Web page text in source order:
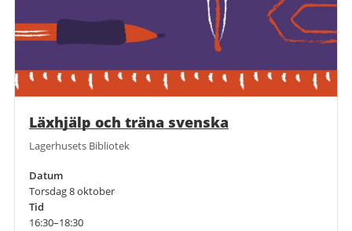
Läxhjälp och träna svenska
Lagerhusets Bibliotek
Datum
Torsdag 8 oktober
Tid
16:30–18:30